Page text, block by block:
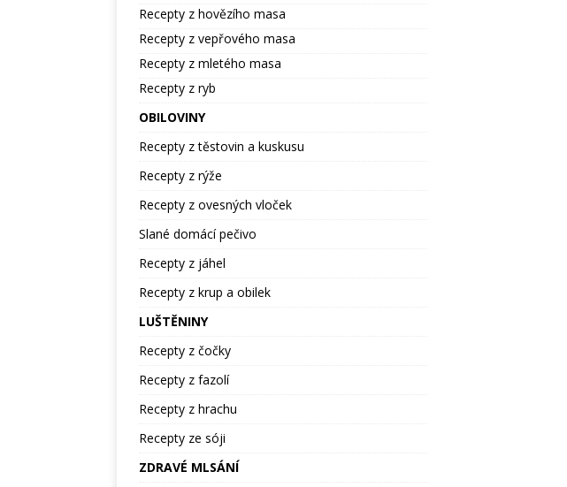
Recepty z hovězího masa
Recepty z vepřového masa
Recepty z mletého masa
Recepty z ryb
OBILOVINY
Recepty z těstovin a kuskusu
Recepty z rýže
Recepty z ovesných vloček
Slané domácí pečivo
Recepty z jáhel
Recepty z krup a obilek
LUŠTĚNINY
Recepty z čočky
Recepty z fazolí
Recepty z hrachu
Recepty ze sóji
ZDRAVÉ MLSÁNÍ